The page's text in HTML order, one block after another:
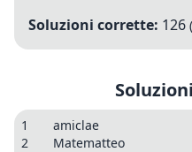
Soluzioni corrette: 126 (
1 amiclae
2 Matematteo